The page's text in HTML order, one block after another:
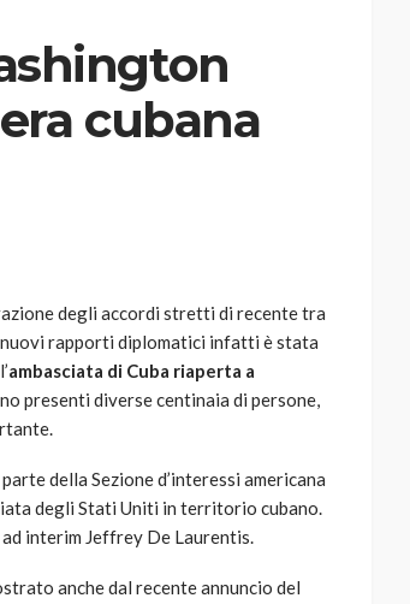
cubana
degli accordi stretti di recente tra
rapporti diplomatici infatti è stata
ambasciata di Cuba riaperta a
presenti diverse centinaia di persone,
della Sezione d’interessi americana
degli Stati Uniti in territorio cubano.
interim Jeffrey De Laurentis.
anche dal recente annuncio del
AUTO SPORT
MG alle Final 8 di Coppa
Davis: tennis mondiale e
passione per
abbracciano la stessa causa
god 9 mesi ago